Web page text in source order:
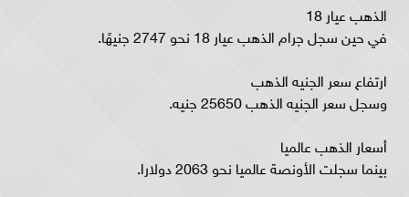
الذهب عيار 18
في حين سجل جرام الذهب عيار 18 نحو 2747 جنيهًا.
ارتفاع سعر الجنيه الذهب
وسجل سعر الجنيه الذهب 25650 جنيه.
أسعار الذهب عالميا
بينما سجلت الأونصة عالميا نحو 2063 دولارا.